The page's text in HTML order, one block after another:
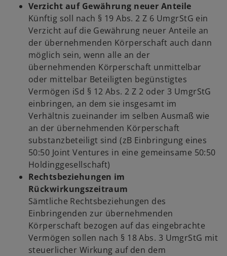
Verzicht auf Gewährung neuer Anteile
Künftig soll nach § 19 Abs. 2 Z 6 UmgrStG ein
Verzicht auf die Gewährung neuer Anteile an
der übernehmenden Körperschaft auch dann
möglich sein, wenn alle an der
übernehmenden Körperschaft unmittelbar
oder mittelbar Beteiligten begünstigtes
Vermögen iSd § 12 Abs. 2 Z 2 oder 3 UmgrStG
einbringen, an dem sie insgesamt im
Verhältnis zueinander im selben Ausmaß wie
an der übernehmenden Körperschaft
substanzbeteiligt sind (zB Einbringung eines
50:50 Joint Ventures in eine gemeinsame 50:50
Holdinggesellschaft)
Rechtsbeziehungen im
Rückwirkungszeitraum
Sämtliche Rechtsbeziehungen des
Einbringenden zur übernehmenden
Körperschaft bezogen auf das eingebrachte
Vermögen sollen nach § 18 Abs. 3 UmgrStG mit
steuerlicher Wirkung auf den dem